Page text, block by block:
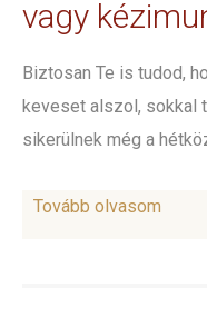
vagy
Biztosan Te is tudod,
keveset alszol, sokkal
sikerülnek még a
Tovább olvasom